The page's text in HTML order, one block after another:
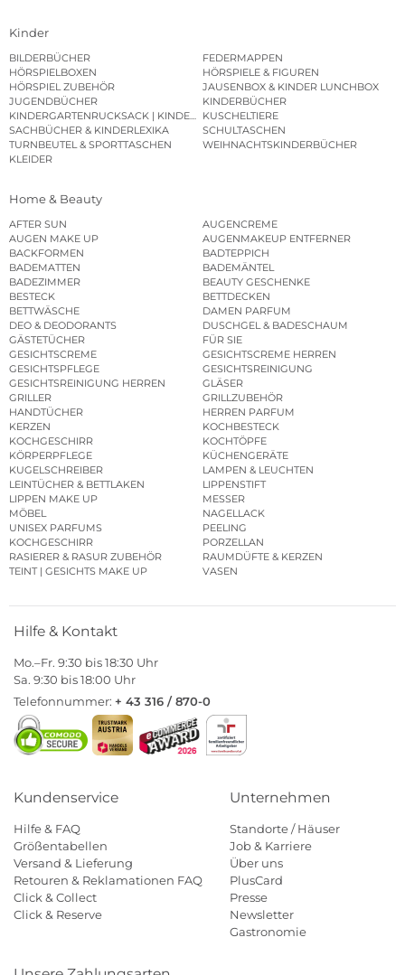
Kinder
BILDERBÜCHER
FEDERMAPPEN
HÖRSPIELBOXEN
HÖRSPIELE & FIGUREN
HÖRSPIEL ZUBEHÖR
JAUSENBOX & KINDER LUNCHBOX
JUGENDBÜCHER
KINDERBÜCHER
KINDERGARTENRUCKSACK | KINDERGARTENBEUTEL
KUSCHELTIERE
SACHBÜCHER & KINDERLEXIKA
SCHULTASCHEN
TURNBEUTEL & SPORTTASCHEN
WEIHNACHTSKINDERBÜCHER
KLEIDER
Home & Beauty
AFTER SUN
AUGENCREME
AUGEN MAKE UP
AUGENMAKEUP ENTFERNER
BACKFORMEN
BADTEPPICH
BADEMATTEN
BADEMÄNTEL
BADEZIMMER
BEAUTY GESCHENKE
BESTECK
BETTDECKEN
BETTWÄSCHE
DAMEN PARFUM
DEO & DEODORANTS
DUSCHGEL & BADESCHAUM
GÄSTETÜCHER
FÜR SIE
GESICHTSCREME
GESICHTSCREME HERREN
GESICHTSPFLEGE
GESICHTSREINIGUNG
GESICHTSREINIGUNG HERREN
GLÄSER
GRILLER
GRILLZUBEHÖR
HANDTÜCHER
HERREN PARFUM
KERZEN
KOCHBESTECK
KOCHGESCHIRR
KOCHTÖPFE
KÖRPERPFLEGE
KÜCHENGERÄTE
KUGELSCHREIBER
LAMPEN & LEUCHTEN
LEINTÜCHER & BETTLAKEN
LIPPENSTIFT
LIPPEN MAKE UP
MESSER
MÖBEL
NAGELLACK
UNISEX PARFUMS
PEELING
KOCHGESCHIRR
PORZELLAN
RASIERER & RASUR ZUBEHÖR
RAUMDÜFTE & KERZEN
TEINT | GESICHTS MAKE UP
VASEN
Hilfe & Kontakt
Mo.–Fr. 9:30 bis 18:30 Uhr
Sa. 9:30 bis 18:00 Uhr
Telefonnummer: + 43 316 / 870-0
Kundenservice
Hilfe & FAQ
Größentabellen
Versand & Lieferung
Retouren & Reklamationen FAQ
Click & Collect
Click & Reserve
Unternehmen
Standorte / Häuser
Job & Karriere
Über uns
PlusCard
Presse
Newsletter
Gastronomie